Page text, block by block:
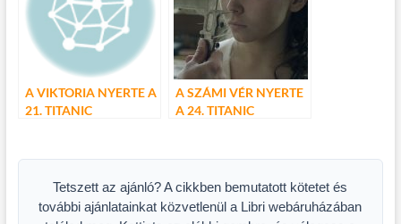
A VIKTORIA NYERTE A
21. TITANIC
A SZÁMI VÉR NYERTE
A 24. TITANIC
Tetszett az ajánló? A cikkben bemutatott kötetet és
további ajánlatainkat közvetlenül a Libri webáruházában